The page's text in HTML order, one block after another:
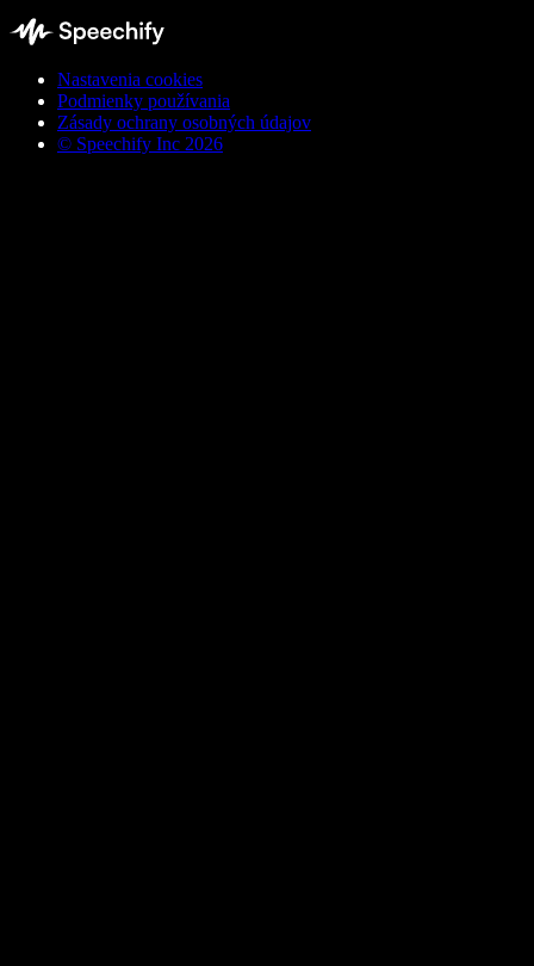
Nastavenia cookies
Podmienky používania
Zásady ochrany osobných údajov
© Speechify Inc 2026